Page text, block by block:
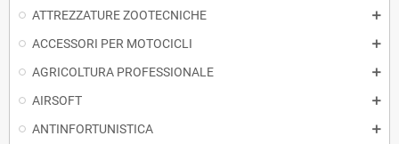
ATTREZZATURE ZOOTECNICHE
ACCESSORI PER MOTOCICLI
AGRICOLTURA PROFESSIONALE
AIRSOFT
ANTINFORTUNISTICA